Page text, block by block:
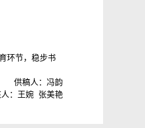
环节，稳步书
供稿人：冯韵
人：王婉 张美艳